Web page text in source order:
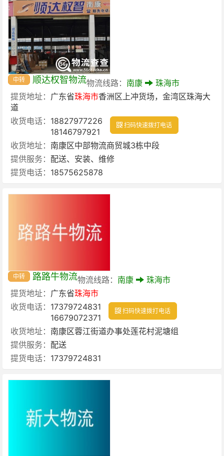
中转 顺达权智物流物流线路： 南康
珠海市
提货地址： 广东省珠海市香洲区上冲货场，金湾区珠海大
道
收货电话： 18827977226
18146797921
扫码快速拨打电话
收货地址： 南康区中部物流商贸城3栋中段
提供服务： 配送、安装、维修
提货电话： 18575625878
中转 路路牛物流物流线路： 南康
珠海市
提货地址： 广东省珠海市
收货电话： 17379724831
16679072371
扫码快速拨打电话
收货地址： 南康区蓉江街道办事处莲花村泥塘组
提供服务： 配送
提货电话： 17379724831